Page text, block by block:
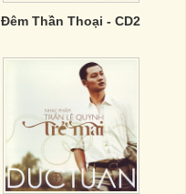
Đêm Thần Thoại - CD2